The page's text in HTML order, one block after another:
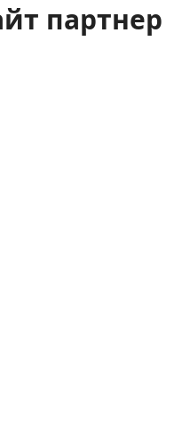
партнер